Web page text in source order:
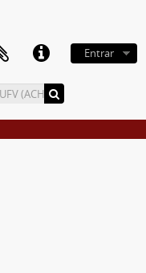
Entrar